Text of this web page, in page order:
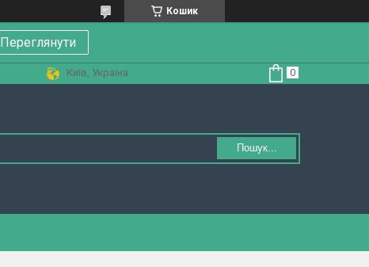
Кошик
Переглянути
Київ, Україна
Пошук...